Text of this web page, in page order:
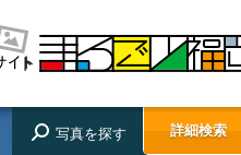
写真を探す 詳細検索